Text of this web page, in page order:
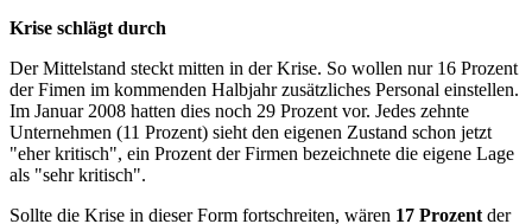
Krise schlägt durch
Der Mittelstand steckt mitten in der Krise. So wollen nur 16 Prozent
der Fimen im kommenden Halbjahr zusätzliches Personal einstellen.
Im Januar 2008 hatten dies noch 29 Prozent vor. Jedes zehnte
Unternehmen (11 Prozent) sieht den eigenen Zustand schon jetzt
"eher kritisch", ein Prozent der Firmen bezeichnete die eigene Lage
als "sehr kritisch".
Sollte die Krise in dieser Form fortschreiten, wären 17 Prozent der